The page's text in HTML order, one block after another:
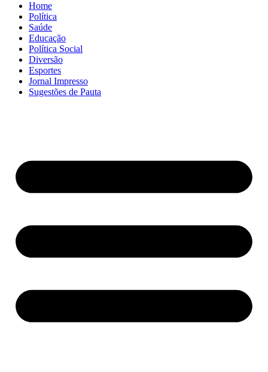
Home
Política
Saúde
Educação
Política Social
Diversão
Esportes
Jornal Impresso
Sugestões de Pauta